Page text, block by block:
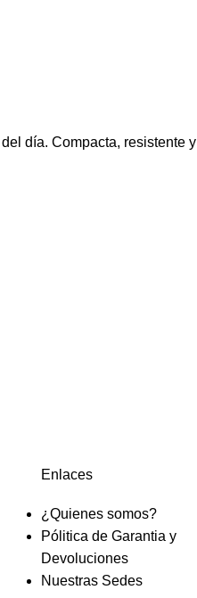
día. Compacta, resistente
Enlaces
¿Quienes somos?
Pólitica de Garantia y
Devoluciones
Nuestras Sedes